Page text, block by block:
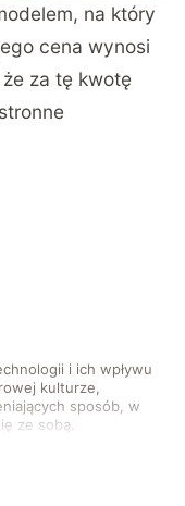
na który
cena wynosi
za tę kwotę
i ich wpływu
kulturze,
sposób, w
ze sobą.
W wolnych